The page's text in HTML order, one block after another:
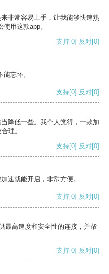
非常容易上手，让我能够快速熟
用这款app。
支持[0] 反对[0]
忘怀。
支持[0] 反对[0]
降低一些。我个人觉得，一款加
理。
支持[0] 反对[0]
速就能开启，非常方便。
支持[0] 反对[0]
最高速度和安全性的连接，并帮
支持[0] 反对[0]